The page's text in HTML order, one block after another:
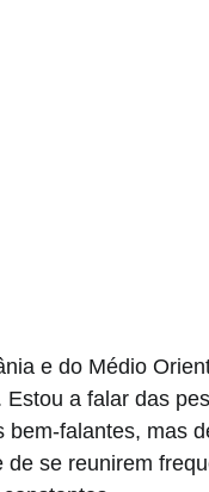
e do Médio
Estou a falar das
bem-falantes, mas
de se reunirem